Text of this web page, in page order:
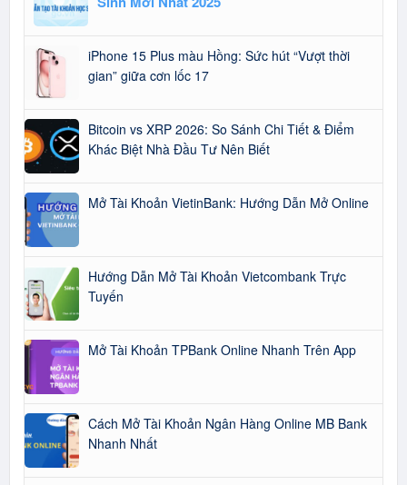
iPhone 15 Plus màu Hồng: Sức hút “Vượt thời
gian” giữa cơn lốc 17
Bitcoin vs XRP 2026: So Sánh Chi Tiết & Điểm
Khác Biệt Nhà Đầu Tư Nên Biết
Mở Tài Khoản VietinBank: Hướng Dẫn Mở Online
Hướng Dẫn Mở Tài Khoản Vietcombank Trực
Tuyến
Mở Tài Khoản TPBank Online Nhanh Trên App
Cách Mở Tài Khoản Ngân Hàng Online MB Bank
Nhanh Nhất